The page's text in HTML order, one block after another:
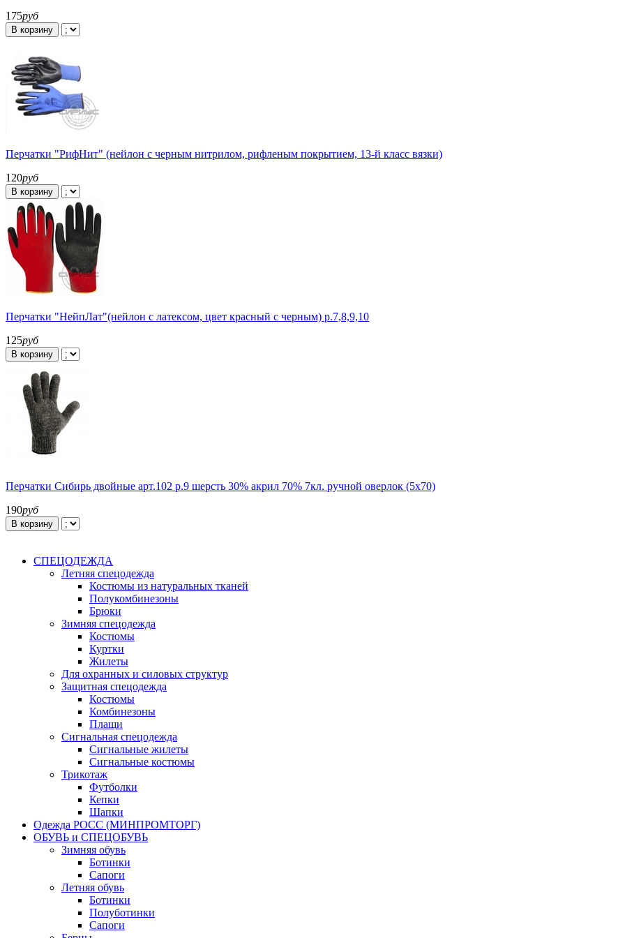
175руб
В корзину
Перчатки "РифНит" (нейлон с черным нитрилом, рифленым покрытием, 13-й класс вязки)
120руб
В корзину
Перчатки "НейпЛат"(нейлон с латексом, цвет красный с черным) р.7,8,9,10
125руб
В корзину
Перчатки Сибирь двойные арт.102 р.9 шерсть 30% акрил 70% 7кл. ручной оверлок (5х70)
190руб
В корзину
СПЕЦОДЕЖДА
Летняя спецодежда
Костюмы из натуральных тканей
Полукомбинезоны
Брюки
Зимняя спецодежда
Костюмы
Куртки
Жилеты
Для охранных и силовых структур
Защитная спецодежда
Костюмы
Комбинезоны
Плащи
Сигнальная спецодежда
Сигнальные жилеты
Сигнальные костюмы
Трикотаж
Футболки
Кепки
Шапки
Одежда РОСС (МИНПРОМТОРГ)
ОБУВЬ и СПЕЦОБУВЬ
Зимняя обувь
Ботинки
Сапоги
Летняя обувь
Ботинки
Полуботинки
Сапоги